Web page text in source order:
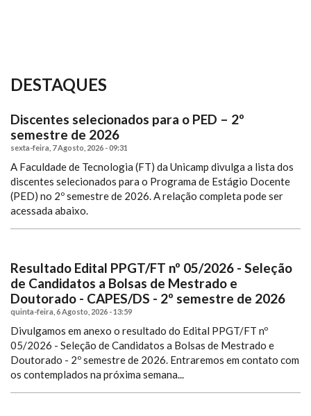
DESTAQUES
Discentes selecionados para o PED – 2º
semestre de 2026
sexta-feira, 7 Agosto, 2026 - 09:31
A Faculdade de Tecnologia (FT) da Unicamp divulga a lista dos
discentes selecionados para o Programa de Estágio Docente
(PED) no 2º semestre de 2026. A relação completa pode ser
acessada abaixo.
Resultado Edital PPGT/FT nº 05/2026 - Seleção
de Candidatos a Bolsas de Mestrado e
Doutorado - CAPES/DS - 2º semestre de 2026
quinta-feira, 6 Agosto, 2026 - 13:59
Divulgamos em anexo o resultado do Edital PPGT/FT nº
05/2026 - Seleção de Candidatos a Bolsas de Mestrado e
Doutorado - 2º semestre de 2026. Entraremos em contato com
os contemplados na próxima semana...